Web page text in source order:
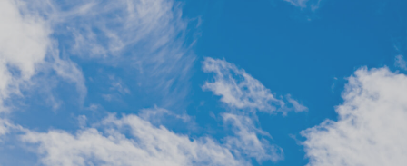
取り扱い商材
SERVICE
産業用太
システム
導入事例
CASE
陽
K社 テニスコート野立て 太陽
光発電システム導入工事
A社 複
テム導
会社について
COMPANY
グループ会
GROUP